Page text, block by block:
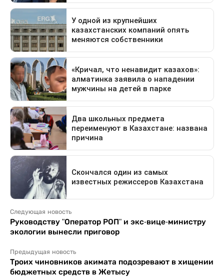
Следующая новость
Руководству "Оператор РОП" и экс-вице-министру
экологии вынесли приговор
Предыдущая новость
Троих чиновников акимата подозревают в хищении
бюджетных средств в Жетысу